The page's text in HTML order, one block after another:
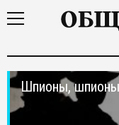
Шпионы,